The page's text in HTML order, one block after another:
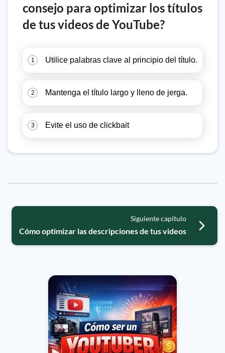
consejo para optimizar los títulos
de tus videos de YouTube?
1 Utilice palabras clave al principio del título.
2 Mantenga el título largo y lleno de jerga.
3 Evite el uso de clickbait
Siguiente capítulo
Cómo optimizar las descripciones de tus videos